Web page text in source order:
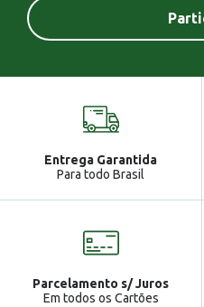
Entrega Garantida
Para todo Brasil
Parcelamento s/ Juros
Em todos os Cartões
Você tem uma
Ga Atendimento
Gabrielle